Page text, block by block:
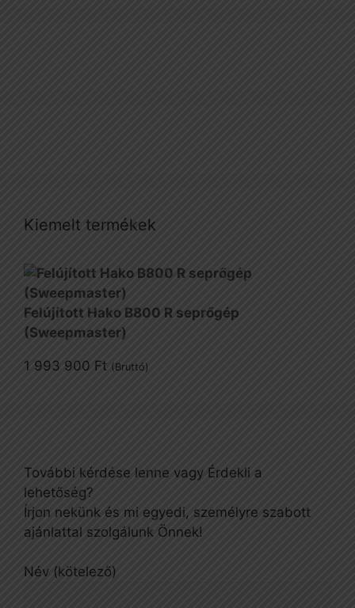
Kiemelt termékek
Felújított Hako B800 R seprőgép
(Sweepmaster)
1 993 900 Ft (Bruttó)
További kérdése lenne vagy Érdekli a
lehetőség?
Írjon nekünk és mi egyedi, személyre szabott
ajánlattal szolgálunk Önnek!
Név (kötelező)